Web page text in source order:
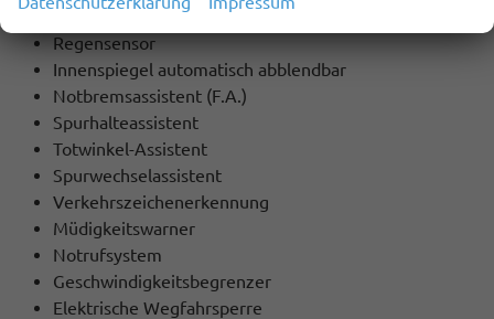
Regensensor
Innenspiegel automatisch abblendbar
Notbremsassistent (F.A.)
Spurhalteassistent
Totwinkel-Assistent
Spurwechselassistent
Verkehrszeichenerkennung
Müdigkeitswarner
Notrufsystem
Geschwindigkeitsbegrenzer
Elektrische Wegfahrsperre